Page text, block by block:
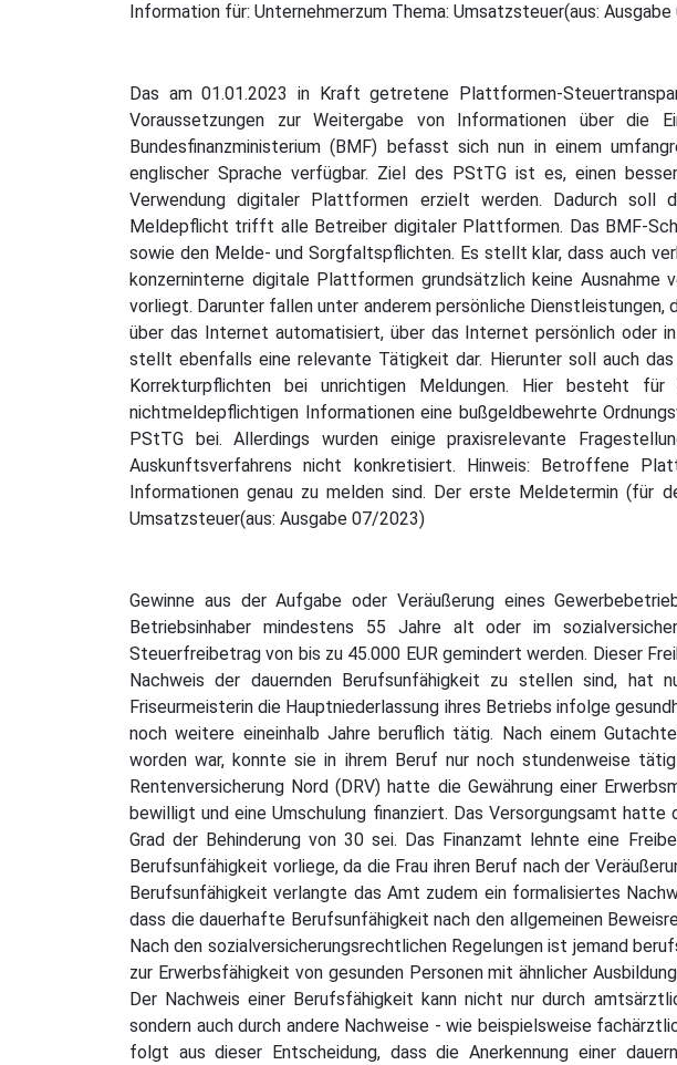
Information für: Unternehmerzum Thema: Umsatzsteuer(aus:
Das am 01.01.2023 in Kraft getretene Plattformen-
Voraussetzungen zur Weitergabe von Informationen über
Bundesfinanzministerium (BMF) befasst sich nun in einem
englischer Sprache verfügbar. Ziel des PStTG ist es, einen
Verwendung digitaler Plattformen erzielt werden. Dadurch soll
Meldepflicht trifft alle Betreiber digitaler Plattformen. Das BMF-
sowie den Melde- und Sorgfaltspflichten. Es stellt klar, dass auch
konzerninterne digitale Plattformen grundsätzlich keine
vorliegt. Darunter fallen unter anderem persönliche
über das Internet automatisiert, über das Internet persönlich oder
stellt ebenfalls eine relevante Tätigkeit dar. Hierunter soll auch
Korrekturpflichten bei unrichtigen Meldungen. Hier besteht
nichtmeldepflichtigen Informationen eine bußgeldbewehrte
PStTG bei. Allerdings wurden einige praxisrelevante
Auskunftsverfahrens nicht konkretisiert. Hinweis: Betroffene
Informationen genau zu melden sind. Der erste Meldetermin (für
Umsatzsteuer(aus: Ausgabe 07/2023)
Gewinne aus der Aufgabe oder Veräußerung eines
Betriebsinhaber mindestens 55 Jahre alt oder im
Steuerfreibetrag von bis zu 45.000 EUR gemindert werden. Dieser
Nachweis der dauernden Berufsunfähigkeit zu stellen sind, hat
Friseurmeisterin die Hauptniederlassung ihres Betriebs infolge
noch weitere eineinhalb Jahre beruflich tätig. Nach einem
worden war, konnte sie in ihrem Beruf nur noch stundenweise
Rentenversicherung Nord (DRV) hatte die Gewährung einer
bewilligt und eine Umschulung finanziert. Das Versorgungsamt
Grad der Behinderung von 30 sei. Das Finanzamt lehnte eine
Berufsunfähigkeit vorliege, da die Frau ihren Beruf nach der
Berufsunfähigkeit verlangte das Amt zudem ein formalisiertes
dass die dauerhafte Berufsunfähigkeit nach den allgemeinen
Nach den sozialversicherungsrechtlichen Regelungen ist jemand
zur Erwerbsfähigkeit von gesunden Personen mit ähnlicher
Der Nachweis einer Berufsfähigkeit kann nicht nur durch
sondern auch durch andere Nachweise - wie beispielsweise
folgt aus dieser Entscheidung, dass die Anerkennung einer